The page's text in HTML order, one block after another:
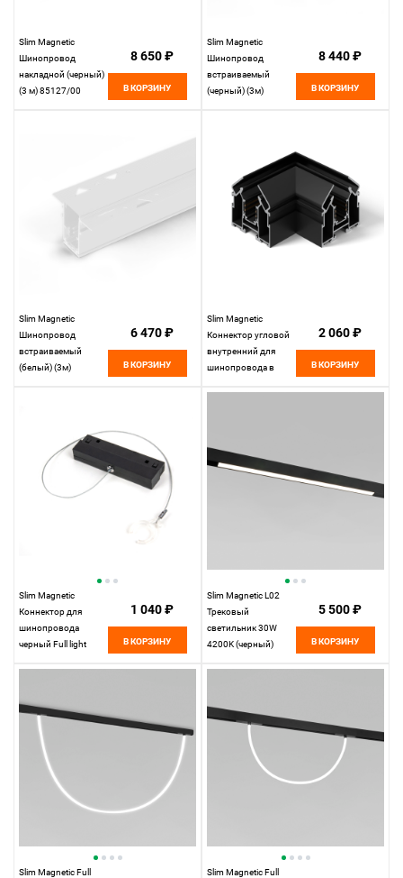
Slim Magnetic
Шинопровод
накладной (черный)
(3 м) 85127/00
8 650 ₽
В КОРЗИНУ
Slim Magnetic
Шинопровод
встраиваемый
(черный) (3м)
8 440 ₽
В КОРЗИНУ
Slim Magnetic
Шинопровод
встраиваемый
(белый) (3м)
6 470 ₽
В КОРЗИНУ
Slim Magnetic
Коннектор угловой
внутренний для
шинопровода в
2 060 ₽
В КОРЗИНУ
Slim Magnetic
Коннектор для
шинопровода
черный Full light
1 040 ₽
В КОРЗИНУ
Slim Magnetic L02
Трековый
светильник 30W
4200K (черный)
5 500 ₽
В КОРЗИНУ
Slim Magnetic Full
Slim Magnetic Full